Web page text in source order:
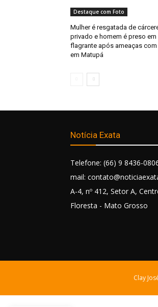
Destaque com Foto
Mulher é resgatada de
privado e homem é preso em
flagrante após ameaças
em Matupá
Notícia Exata
Telefone: (66) 9 8436-
mail:
A-4, nº 412, Setor A,
Floresta - Mato Grosso
Clay